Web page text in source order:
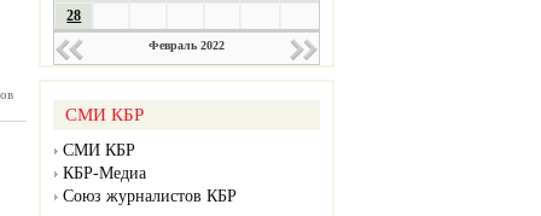
28
Февраль 2022
СМИ КБР
СМИ КБР
КБР-Медиа
Союз журналистов КБР